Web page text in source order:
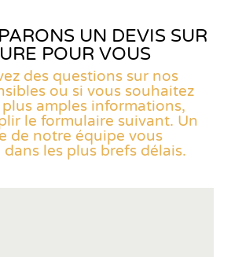
UN DEVIS SUR
POUR VOUS
des questions sur nos
ou si vous souhaitez
amples informations,
le formulaire suivant. Un
de notre équipe vous
les plus brefs délais.